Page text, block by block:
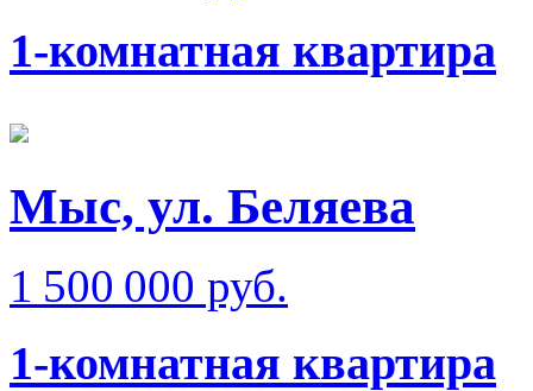
1-комнатная квартира
Мыс, ул. Беляева
1 500 000 руб.
1-комнатная квартира